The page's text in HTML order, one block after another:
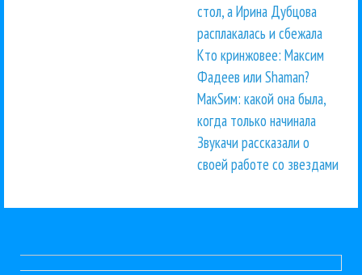
стол, а Ирина Дубцова
расплакалась и сбежала
Кто кринжовее: Максим
Фадеев или Shaman?
МакSим: какой она была,
когда только начинала
Звукачи рассказали о
своей работе со звездами